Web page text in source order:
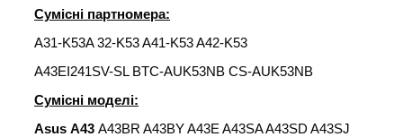
Сумісні партномера:
A31-K53A 32-K53 A41-K53 A42-K53
A43EI241SV-SL BTC-AUK53NB CS-AUK53NB
Сумісні моделі:
Asus A43 A43BR A43BY A43E A43SA A43SD A43SJ